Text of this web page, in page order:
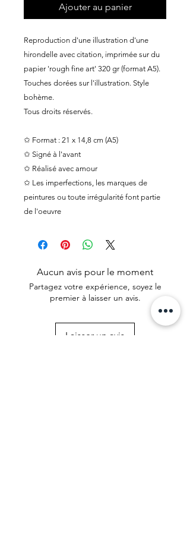
Ajouter au panier
Reproduction d'une illustration d'une
hirondelle avec citation, imprimée sur du
papier 'rough fine art' 320 gr (format A5).
Touches dorées sur l'illustration. Style
bohème.
Tous droits réservés.
✩ Format : 21 x 14,8 cm (A5)
✩ Signé à l'avant
✩ Réalisé avec amour
✩ Les imperfections, les marques de
peintures ou toute irrégularité font partie
de l'oeuvre
Aucun avis pour le moment
Partagez votre expérience, soyez le
premier à laisser un avis.
Laisser un avis